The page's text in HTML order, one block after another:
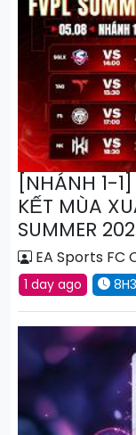
[NHÁNH 1-
KẾT MÙA
SUMMER
EA Sports FC
1 day ago